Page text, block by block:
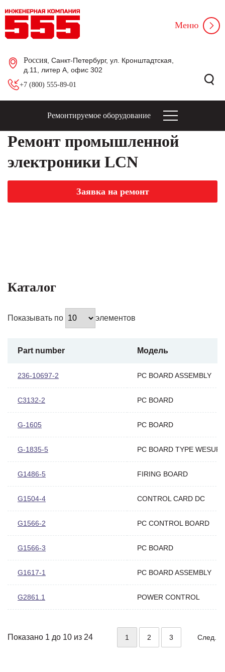
Россия , Санкт-Петербург, ул. Кронштадтская,
д.11, литер А, офис 302
+7 (800) 555-89-01
Меню
Ремонтируемое оборудование
Ремонт промышленной
электроники LCN
Заявка на ремонт
Каталог
Показывать по элементов
Part number Модель
236-10697-2 PC BOARD ASSEMBLY
C3132-2 PC BOARD
G-1605 PC BOARD
G-1835-5 PC BOARD TYPE WESUP
G1486-5 FIRING BOARD
G1504-4 CONTROL CARD DC
G1566-2 PC CONTROL BOARD
G1566-3 PC BOARD
G1617-1 PC BOARD ASSEMBLY
G2861.1 POWER CONTROL
Показано 1 до 10 из 24 1 2 3 След.